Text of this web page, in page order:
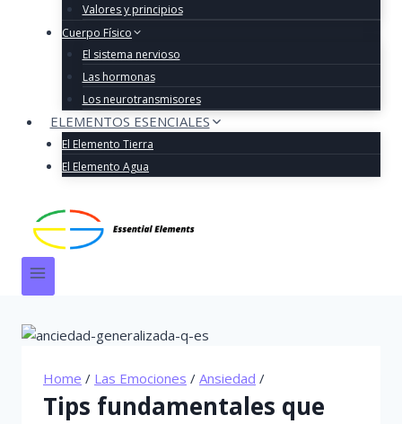
Valores y principios
Cuerpo Físico
El sistema nervioso
Las hormonas
Los neurotransmisores
ELEMENTOS ESENCIALES
El Elemento Tierra
El Elemento Agua
Home / Las Emociones / Ansiedad /
Tips fundamentales que